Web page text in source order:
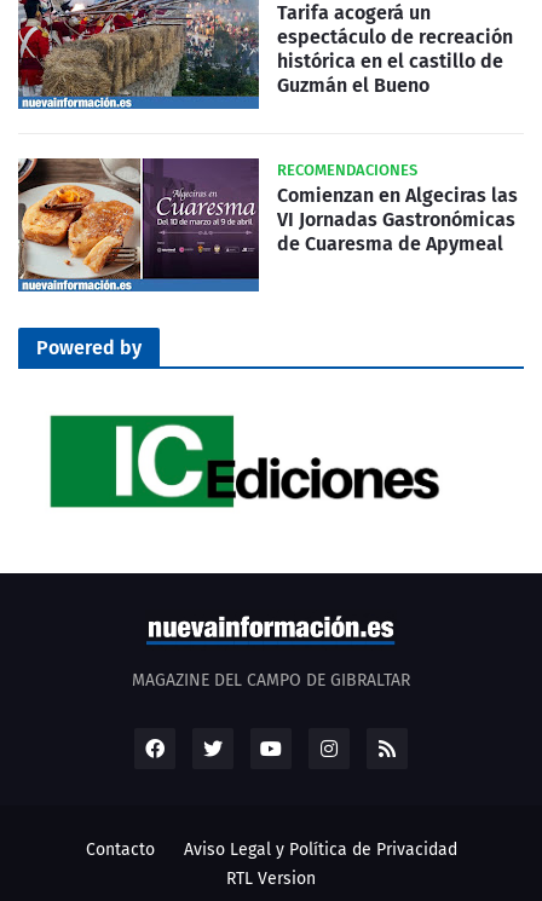
Tarifa acogerá un
espectáculo de recreación
histórica en el castillo de
Guzmán el Bueno
RECOMENDACIONES
Comienzan en Algeciras las
VI Jornadas Gastronómicas
de Cuaresma de Apymeal
Powered by
MAGAZINE DEL CAMPO DE GIBRALTAR
Contacto
Aviso Legal y Política de Privacidad
RTL Version